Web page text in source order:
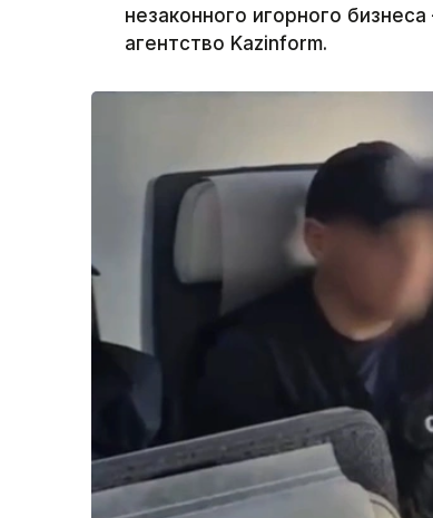
незаконного игорного
агентство Kazinform.